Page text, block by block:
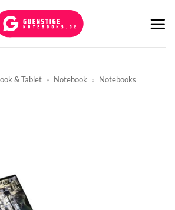
& Tablet » Notebook » Notebooks